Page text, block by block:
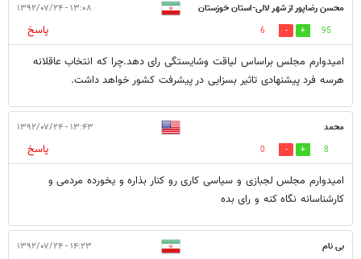
محسن رضاپور از شهر لالی-استان خوزستان ۱۳:۰۸ - ۱۳۹۲/۰۷/۲۴
95
6
پاسخ
امیدوارم مجلس براساس لیاقت وشایستگی رای دهد.چرا که انتخاب عاقلانه
هرسه فرد پیشنهادی تاثیر بسزایی در پیشرفت کشور خواهد داشت.
محمد ۱۳:۴۳ - ۱۳۹۲/۰۷/۲۴
8
0
پاسخ
امیدوارم مجلس لجبازی و سیاسی کاری رو کنار بذاره و یخورده مردمی و
کارشناسانه نگاه کنه و رای بده
بی نام ۱۴:۲۳ - ۱۳۹۲/۰۷/۲۴